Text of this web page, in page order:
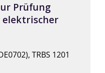
Prüfung
TRBS 1201